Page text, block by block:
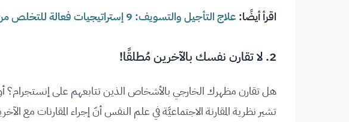
اقرأ أيضًا:علاج التأجيل والتسويف: 9 إستراتيجيات فعالة للتخلص من التأجيل والمماطلة
2. لا تقارن نفسك بالآخرين مُطلقًا!
هل تقارن مظهرك الخارجي بالأشخاص الذين تتابعهم على إنستجرام؟
تشير نظرية المقارنة الاجتماعيَّة في علم النفس أنّ إجراء المقارنات مع